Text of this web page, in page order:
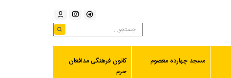
مسجد چهارده معصوم
کانون فرهنگی مدافعان
حرم